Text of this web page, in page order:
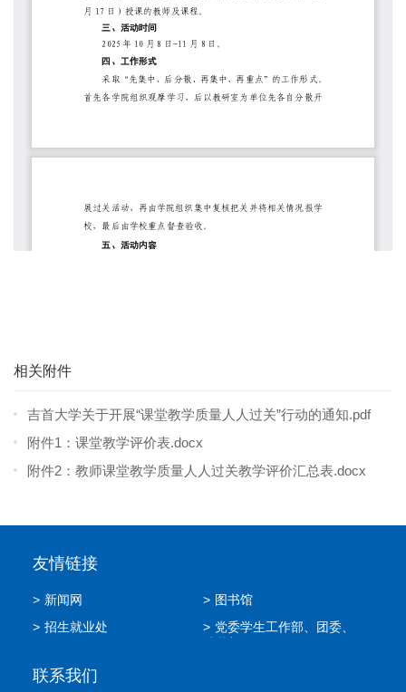
相关附件
吉首大学关于开展“课堂教学质量人人过关”行动的通知.pdf
附件1：课堂教学评价表.docx
附件2：教师课堂教学质量人人过关教学评价汇总表.docx
友情链接
> 新闻网 > 图书馆
> 招生就业处 > 党委学生工作部、团委、
武装部
联系我们